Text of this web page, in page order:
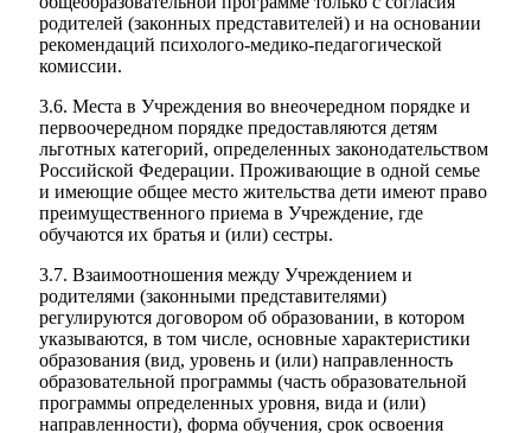
родителей (законных представителей) и на основании
рекомендаций психолого-медико-педагогической
комиссии.
3.6. Места в Учреждения во внеочередном порядке и
первоочередном порядке предоставляются детям
льготных категорий, определенных законодательством
Российской Федерации. Проживающие в одной семье
и имеющие общее место жительства дети имеют право
преимущественного приема в Учреждение, где
обучаются их братья и (или) сестры.
3.7. Взаимоотношения между Учреждением и
родителями (законными представителями)
регулируются договором об образовании, в котором
указываются, в том числе, основные характеристики
образования (вид, уровень и (или) направленность
образовательной программы (часть образовательной
программы определенных уровня, вида и (или)
направленности), форма обучения, срок освоения